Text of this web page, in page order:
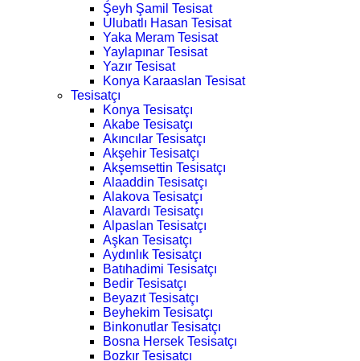
Şeyh Şamil Tesisat
Ulubatlı Hasan Tesisat
Yaka Meram Tesisat
Yaylapınar Tesisat
Yazır Tesisat
Konya Karaaslan Tesisat
Tesisatçı
Konya Tesisatçı
Akabe Tesisatçı
Akıncılar Tesisatçı
Akşehir Tesisatçı
Akşemsettin Tesisatçı
Alaaddin Tesisatçı
Alakova Tesisatçı
Alavardı Tesisatçı
Alpaslan Tesisatçı
Aşkan Tesisatçı
Aydınlık Tesisatçı
Batıhadimi Tesisatçı
Bedir Tesisatçı
Beyazıt Tesisatçı
Beyhekim Tesisatçı
Binkonutlar Tesisatçı
Bosna Hersek Tesisatçı
Bozkır Tesisatçı